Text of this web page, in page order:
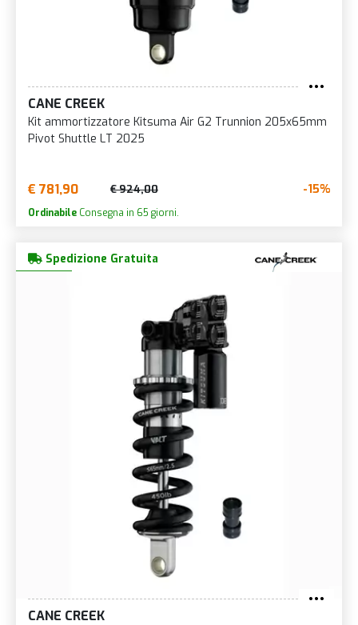
CANE CREEK
Kit ammortizzatore Kitsuma Air G2 Trunnion 205x65mm
Pivot Shuttle LT 2025
€ 781,90 € 924,00 -15%
Ordinabile Consegna in 65 giorni.
Spedizione Gratuita
CANE CREEK